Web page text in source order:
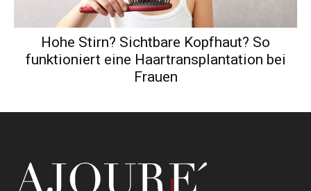
Hohe Stirn? Sichtbare Kopfhaut? So
funktioniert eine Haartransplantation bei
Frauen